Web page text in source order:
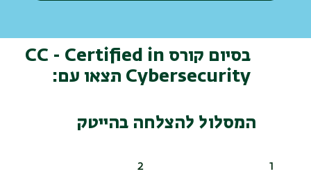
בסיום קורס CC - Certified in
Cybersecurity תצאו עם:
המסלול להצלחה בהייטק
1
2